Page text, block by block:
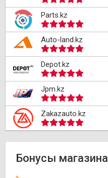
Parts.kz
Auto-land.kz
Depot.kz
Jpm.kz
Zakazauto.kz
Бонусы магазина